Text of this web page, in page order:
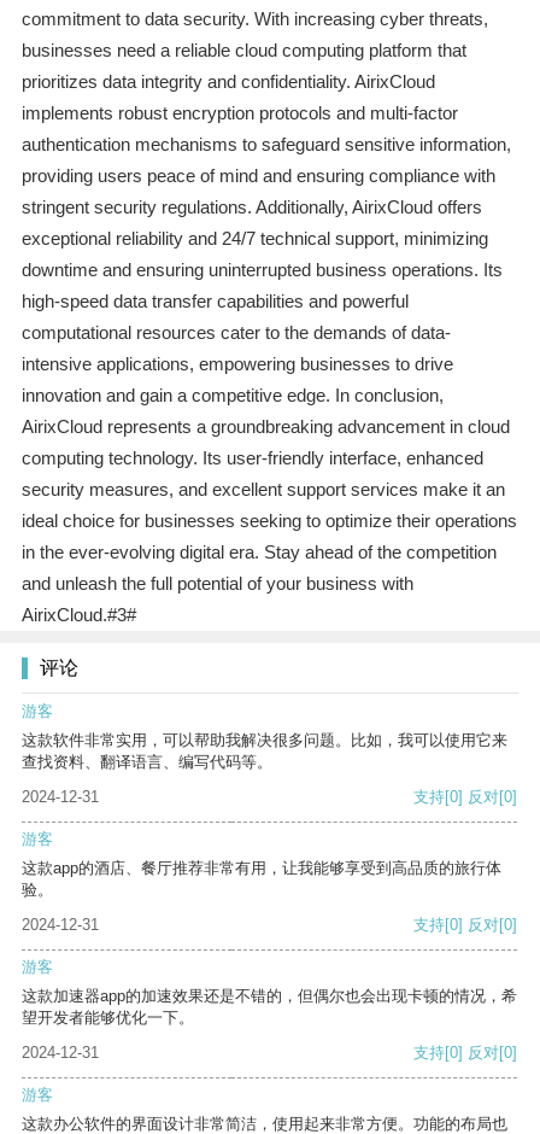
commitment to data security. With increasing cyber threats,
businesses need a reliable cloud computing platform that
prioritizes data integrity and confidentiality. AirixCloud
implements robust encryption protocols and multi-factor
authentication mechanisms to safeguard sensitive information,
providing users peace of mind and ensuring compliance with
stringent security regulations. Additionally, AirixCloud offers
exceptional reliability and 24/7 technical support, minimizing
downtime and ensuring uninterrupted business operations. Its
high-speed data transfer capabilities and powerful
computational resources cater to the demands of data-
intensive applications, empowering businesses to drive
innovation and gain a competitive edge. In conclusion,
AirixCloud represents a groundbreaking advancement in cloud
computing technology. Its user-friendly interface, enhanced
security measures, and excellent support services make it an
ideal choice for businesses seeking to optimize their operations
in the ever-evolving digital era. Stay ahead of the competition
and unleash the full potential of your business with
AirixCloud.#3#
评论
游客
这款软件非常实用，可以帮助我解决很多问题。比如，我可以使用它来
查找资料、翻译语言、编写代码等。
2024-12-31
支持[0] 反对[0]
游客
这款app的酒店、餐厅推荐非常有用，让我能够享受到高品质的旅行体
验。
2024-12-31
支持[0] 反对[0]
游客
这款加速器app的加速效果还是不错的，但偶尔也会出现卡顿的情况，希
望开发者能够优化一下。
2024-12-31
支持[0] 反对[0]
游客
这款办公软件的界面设计非常简洁，使用起来非常方便。功能的布局也